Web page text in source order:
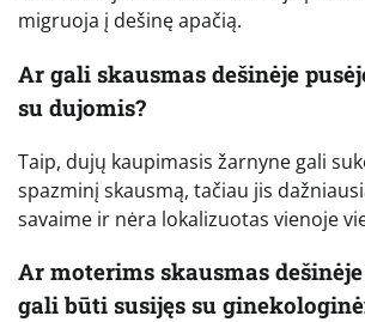
migruoja į dešinę apačią.
Ar gali skausmas dešinėje
su dujomis?
Taip, dujų kaupimasis žarnyne gali
spazminį skausmą, tačiau jis
savaime ir nėra lokalizuotas vienoje
Ar moterims skausmas
gali būti susijęs su